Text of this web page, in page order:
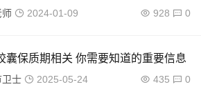
师 2024-01-09 928 0
囊保质期相关 你需要知道的重要信息
卫士 2025-05-24 435 0